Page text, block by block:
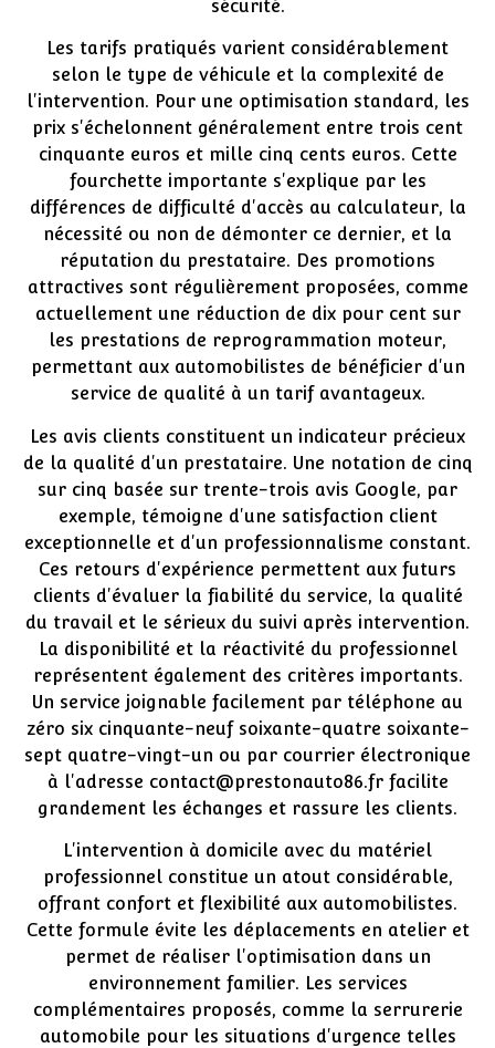
sécurité.
Les tarifs pratiqués varient considérablement
selon le type de véhicule et la complexité de
l'intervention. Pour une optimisation standard, les
prix s'échelonnent généralement entre trois cent
cinquante euros et mille cinq cents euros. Cette
fourchette importante s'explique par les
différences de difficulté d'accès au calculateur, la
nécessité ou non de démonter ce dernier, et la
réputation du prestataire. Des promotions
attractives sont régulièrement proposées, comme
actuellement une réduction de dix pour cent sur
les prestations de reprogrammation moteur,
permettant aux automobilistes de bénéficier d'un
service de qualité à un tarif avantageux.
Les avis clients constituent un indicateur précieux
de la qualité d'un prestataire. Une notation de cinq
sur cinq basée sur trente-trois avis Google, par
exemple, témoigne d'une satisfaction client
exceptionnelle et d'un professionnalisme constant.
Ces retours d'expérience permettent aux futurs
clients d'évaluer la fiabilité du service, la qualité
du travail et le sérieux du suivi après intervention.
La disponibilité et la réactivité du professionnel
représentent également des critères importants.
Un service joignable facilement par téléphone au
zéro six cinquante-neuf soixante-quatre soixante-
sept quatre-vingt-un ou par courrier électronique
à l'adresse contact@prestonauto86.frfacilite
grandement les échanges et rassure les clients.
L'intervention à domicile avec du matériel
professionnel constitue un atout considérable,
offrant confort et flexibilité aux automobilistes.
Cette formule évite les déplacements en atelier et
permet de réaliser l'optimisation dans un
environnement familier. Les services
complémentaires proposés, comme la serrurerie
automobile pour les situations d'urgence telles